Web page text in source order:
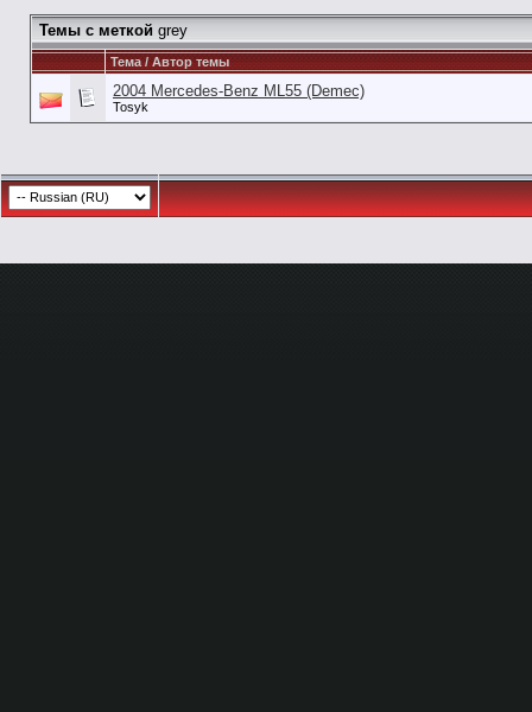
Темы с меткой grey
Тема / Автор темы
2004 Mercedes-Benz ML55 (Demec)
Tosyk